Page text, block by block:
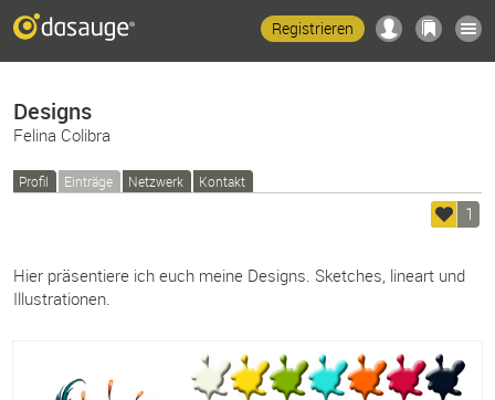
Registrieren
Designs
Felina Colibra
Profil Einträge Netzwerk Kontakt
1
Hier präsentiere ich euch meine Designs. Sketches, lineart und
Illustrationen.